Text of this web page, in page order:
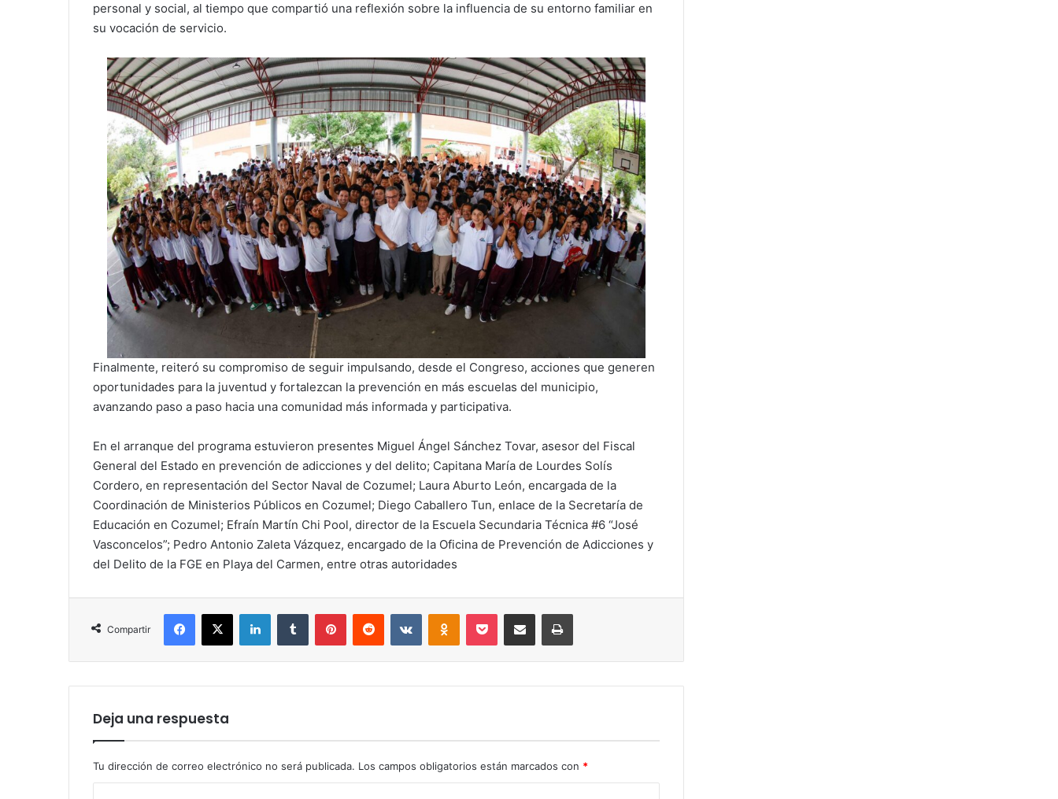
personal y social, al tiempo que compartió una reflexión sobre la influencia de su entorno familiar en
su vocación de servicio.
Finalmente, reiteró su compromiso de seguir impulsando, desde el Congreso, acciones que generen
oportunidades para la juventud y fortalezcan la prevención en más escuelas del municipio,
avanzando paso a paso hacia una comunidad más informada y participativa.
En el arranque del programa estuvieron presentes Miguel Ángel Sánchez Tovar, asesor del Fiscal
General del Estado en prevención de adicciones y del delito; Capitana María de Lourdes Solís
Cordero, en representación del Sector Naval de Cozumel; Laura Aburto León, encargada de la
Coordinación de Ministerios Públicos en Cozumel; Diego Caballero Tun, enlace de la Secretaría de
Educación en Cozumel; Efraín Martín Chi Pool, director de la Escuela Secundaria Técnica #6 “José
Vasconcelos”; Pedro Antonio Zaleta Vázquez, encargado de la Oficina de Prevención de Adicciones y
del Delito de la FGE en Playa del Carmen, entre otras autoridades
Compartir
Facebook
X LinkedInTumblr PinterestReddit VKontakteOdnoklassniki
Pocket Compartir por correo electrónicoImprimir
Deja una respuesta
Tu dirección de correo electrónico no será publicada. Los campos obligatorios están marcados con *